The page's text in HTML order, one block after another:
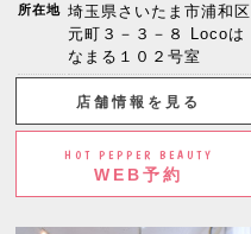
所在地 埼玉県さいたま市浦和区
元町３－３－８ Locoは
なまる１０２号室
店舗情報を見る
HOT PEPPER BEAUTY
WEB予約